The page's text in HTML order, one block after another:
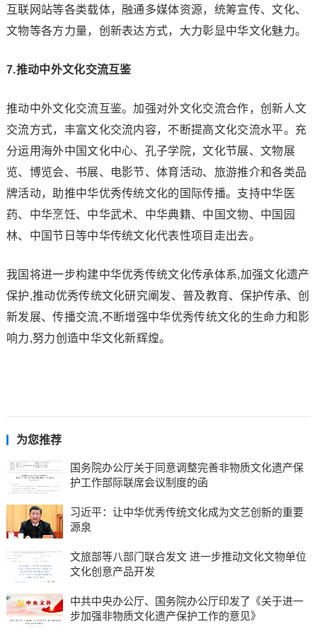
互联网站等各类载体，融通多媒体资源，统筹宣传、文化、
文物等各方力量，创新表达方式，大力彰显中华文化魅力。
7.推动中外文化交流互鉴
推动中外文化交流互鉴。加强对外文化交流合作，创新人文
交流方式，丰富文化交流内容，不断提高文化交流水平。充
分运用海外中国文化中心、孔子学院，文化节展、文物展
览、博览会、书展、电影节、体育活动、旅游推介和各类品
牌活动，助推中华优秀传统文化的国际传播。支持中华医
药、中华烹饪、中华武术、中华典籍、中国文物、中国园
林、中国节日等中华传统文化代表性项目走出去。
我国将进一步构建中华优秀传统文化传承体系,加强文化遗产
保护,推动优秀传统文化研究阐发、普及教育、保护传承、创
新发展、传播交流,不断增强中华优秀传统文化的生命力和影
响力,努力创造中华文化新辉煌。
为您推荐
国务院办公厅关于同意调整完善非物质文化遗产保
护工作部际联席会议制度的函
习近平：让中华优秀传统文化成为文艺创新的重要
源泉
文旅部等八部门联合发文 进一步推动文化文物单位
文化创意产品开发
中共中央办公厅、国务院办公厅印发了《关于进一
步加强非物质文化遗产保护工作的意见》